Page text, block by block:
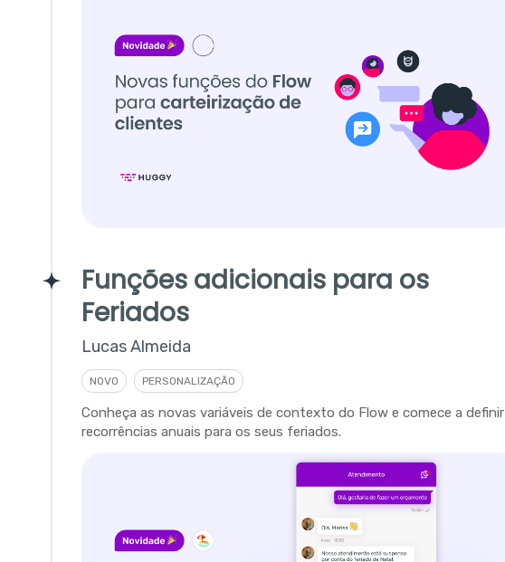
Funções adicionais para os
Feriados
Lucas Almeida
NOVO PERSONALIZAÇÃO
Conheça as novas variáveis de contexto do Flow e comece a definir
recorrências anuais para os seus feriados.